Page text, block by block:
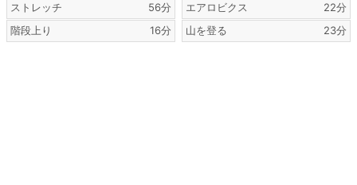
ストレッチ
56分
階段上り
16分
エアロビクス
22分
山を登る
23分